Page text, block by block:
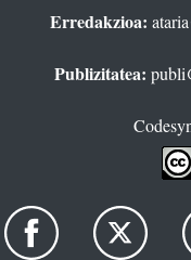
Erredakzioa:
Publizitatea: